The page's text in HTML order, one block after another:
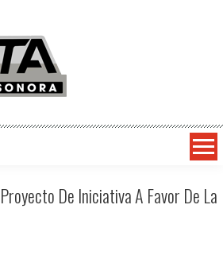
Sonora
De Iniciativa A Favor De La